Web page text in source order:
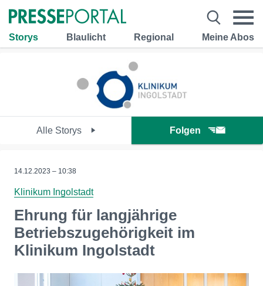
Storys Blaulicht Regional Meine Abos
Alle Storys Folgen
14.12.2023 – 10:38
Klinikum Ingolstadt
Ehrung für langjährige
Betriebszugehörigkeit im
Klinikum Ingolstadt